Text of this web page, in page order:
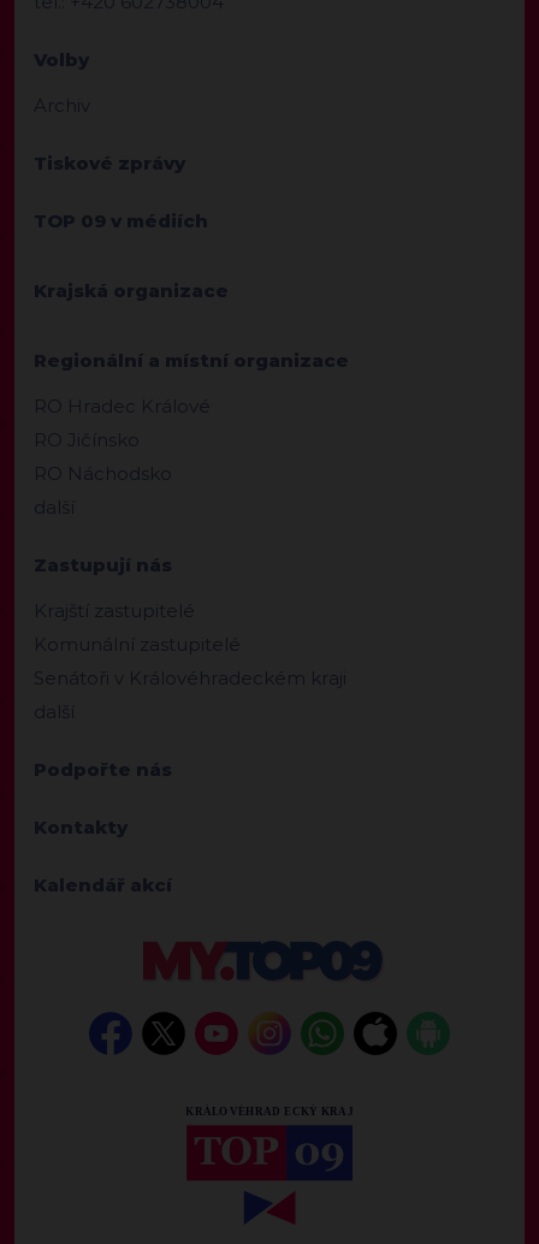
Volby
Archiv
Tiskové zprávy
TOP 09 v médiích
Krajská organizace
Regionální a místní organizace
RO Hradec Králové
RO Jičínsko
RO Náchodsko
další
Zastupují nás
Krajští zastupitelé
Komunální zastupitelé
Senátoři v Královéhradeckém kraji
další
Podpořte nás
Kontakty
Kalendář akcí